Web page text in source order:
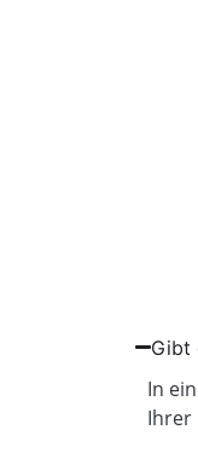
Gibt
In
Ihrer